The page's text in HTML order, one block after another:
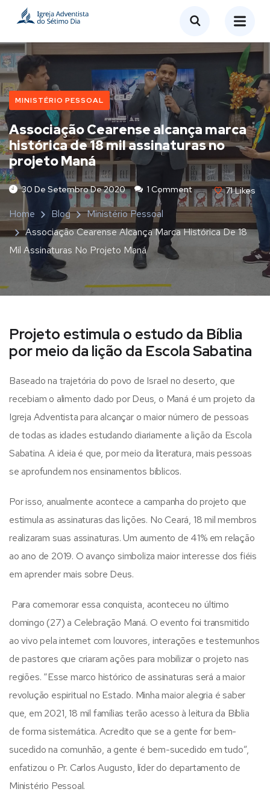
MINISTÉRIO PESSOAL
Associação Cearense alcança marca
histórica de 18 mil assinaturas no
projeto Maná
30 De Setembro De 2020 1 Comment 71 Likes
Home Blog
Ministério Pessoal
Associação Cearense Alcança Marca Histórica De 18
Mil Assinaturas No Projeto Maná
Projeto estimula o estudo da Bíblia
por meio da lição da Escola Sabatina
Baseado na trajetória do povo de Israel no deserto, que
recebiam o alimento dado por Deus, o Maná é um projeto da
Igreja Adventista para alcançar o maior número de pessoas
de todas as idades estudando diariamente a lição da Escola
Sabatina. A ideia é que, por meio da literatura, mais pessoas
se aprofundem nos ensinamentos bíblicos.
Por isso, anualmente acontece a campanha do projeto que
estimula as assinaturas das lições. No Ceará, 18 mil membros
realizaram suas assinaturas. Um aumento de 41% em relação
ao ano de 2019. O avanço simboliza maior interesse dos fiéis
em aprender mais sobre Deus.
Para comemorar essa conquista, aconteceu no último
domingo (27) a Celebração Maná. O evento foi transmitido
ao vivo pela internet com louvores, interações e testemunhos
de pastores que criaram ações para mobilizar o projeto nas
regiões. “Esse marco histórico de assinaturas será a maior
revolução espiritual no Estado. Minha maior alegria é saber
que, em 2021, 18 mil famílias terão acesso à leitura da Bíblia
de forma sistemática. Acredito que se a gente for bem-
sucedido na comunhão, a gente é bem-sucedido em tudo”,
enfatizou o Pr. Carlos Augusto, líder do departamento de
Ministério Pessoal.